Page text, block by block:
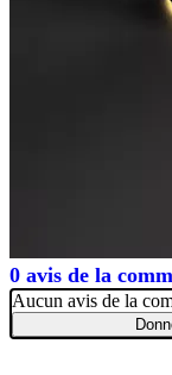
0 avis de la
Aucun avis de la